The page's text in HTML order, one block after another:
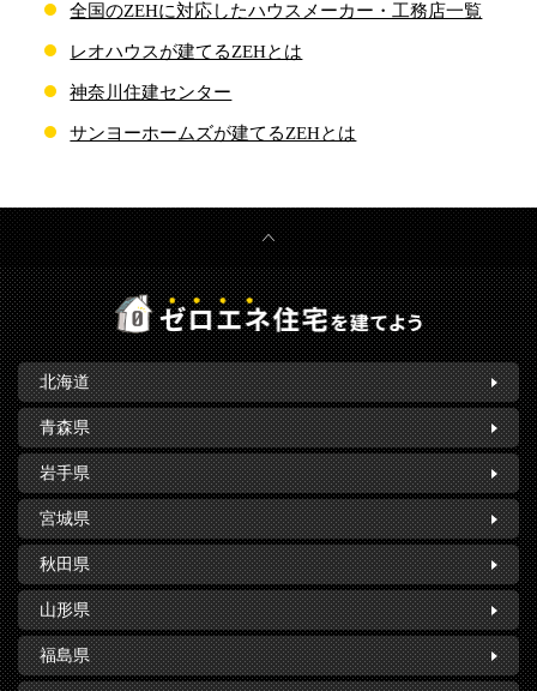
全国のZEHに対応したハウスメーカー・工務店一覧
レオハウスが建てるZEHとは
神奈川住建センター
サンヨーホームズが建てるZEHとは
北海道
青森県
岩手県
宮城県
秋田県
山形県
福島県